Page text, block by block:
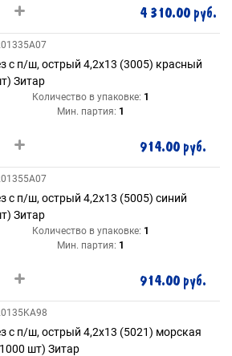
4 310.00 руб.
с п/ш, острый 4,2х13 (3005) красный
Зитар
Количество в упаковке: 1
Мин. партия: 1
914.00 руб.
с п/ш, острый 4,2х13 (5005) синий
Зитар
Количество в упаковке: 1
Мин. партия: 1
914.00 руб.
с п/ш, острый 4,2х13 (5021) морская
шт) Зитар